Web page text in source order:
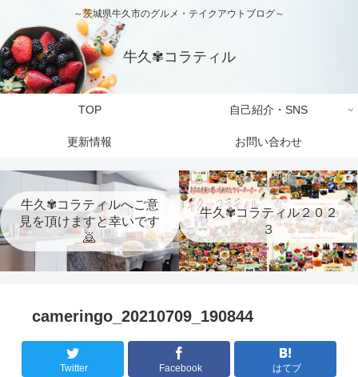
～茨城県牛久市のグルメ・テイクアウトブログ～
牛久✾コラティル
TOP 自己紹介・SNS
更新情報 お問い合わせ
牛久✾コラティルへご意
見を頂けますと幸いです
🙇
牛久✾コラティル２０２
３
cameringo_20210709_190844
Twitter Facebook はてブ